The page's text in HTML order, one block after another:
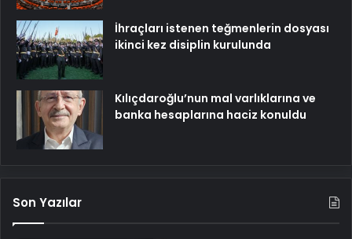
İhraçları istenen teğmenlerin dosyası
ikinci kez disiplin kurulunda
Kılıçdaroğlu’nun mal varlıklarına ve
banka hesaplarına haciz konuldu
Son Yazılar